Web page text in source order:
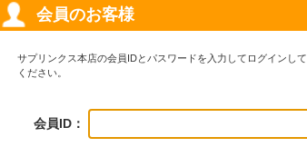
会員のお客様
サプリンクス本店の会員IDとパスワードを入力してログインして
ください。
会員ID：